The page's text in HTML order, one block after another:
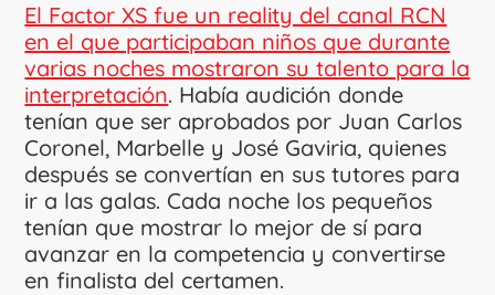
El Factor XS fue un reality del canal RCN
en el que participaban niños que durante
varias noches mostraron su talento para la
interpretación. Había audición donde
tenían que ser aprobados por Juan Carlos
Coronel, Marbelle y José Gaviria, quienes
después se convertían en sus tutores para
ir a las galas. Cada noche los pequeños
tenían que mostrar lo mejor de sí para
avanzar en la competencia y convertirse
en finalista del certamen.